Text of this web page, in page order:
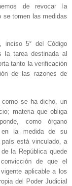
de revocar la
se tomen las medidas
inciso 5° del Código
la tarea destinada al
tanto la verificación
de las razones de
como se ha dicho, un
materia que obliga
como órgano
en la medida de su
está vinculado, a
la República quede
de que el
aplicable a los
del Poder Judicial